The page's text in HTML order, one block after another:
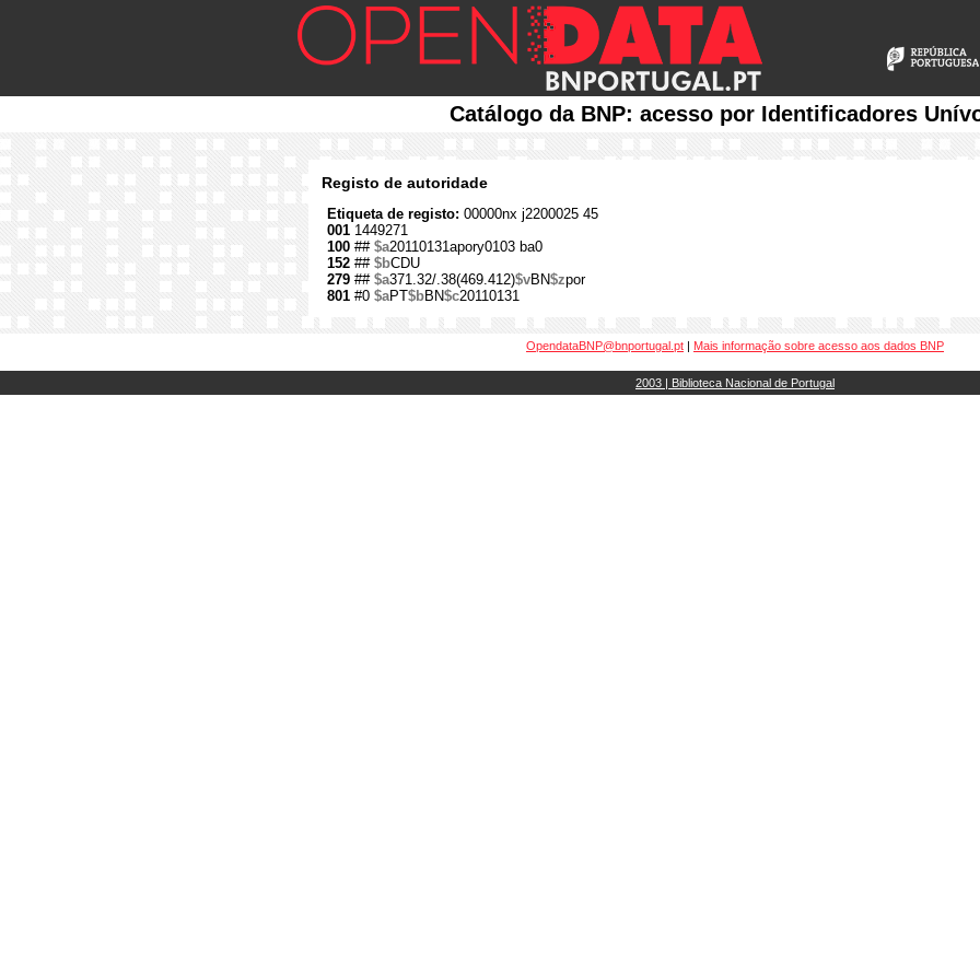
Catálogo da BNP: acesso por Identificadores
Registo de autoridade
Etiqueta de registo: 00000nx j2200025 45
001 1449271
100 ## $a20110131apory0103 ba0
152 ## $bCDU
279 ## $a371.32/.38(469.412)$vBN$zpor
801 #0 $aPT$bBN$c20110131
OpendataBNP@bnportugal.pt | Mais informação sobre acesso aos dados BNP
2003 | Biblioteca Nacional de Portugal